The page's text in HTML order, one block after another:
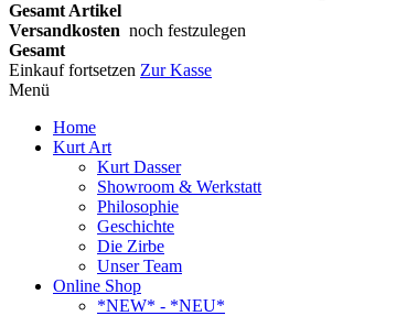
Gesamt Artikel
Versandkosten noch festzulegen
Gesamt
Einkauf fortsetzen Zur Kasse
Menü
Home
Kurt Art
Kurt Dasser
Showroom & Werkstatt
Philosophie
Geschichte
Die Zirbe
Unser Team
Online Shop
*NEW* - *NEU*